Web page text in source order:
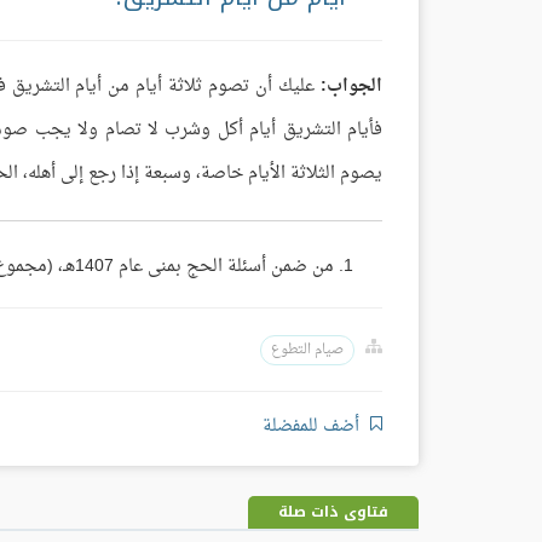
الجواب: عليك أن تصوم ثلاثة أيام من أيام
فأيام التشريق أيام أكل وشرب لا تصام ولا يجب
يصوم الثلاثة الأيام خاصة، وسبعة إذا رجع إلى
من ضمن أسئلة الحج بمنى عام 1407هـ، (مجموع فتاوى ومقالات الشيخ ابن باز 15/ 379).
صيام التطوع
أضف للمفضلة
فتاوى ذات صلة